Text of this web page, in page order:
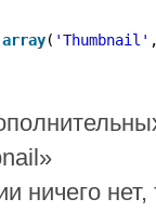
array( 'Thumbnail'
ничего